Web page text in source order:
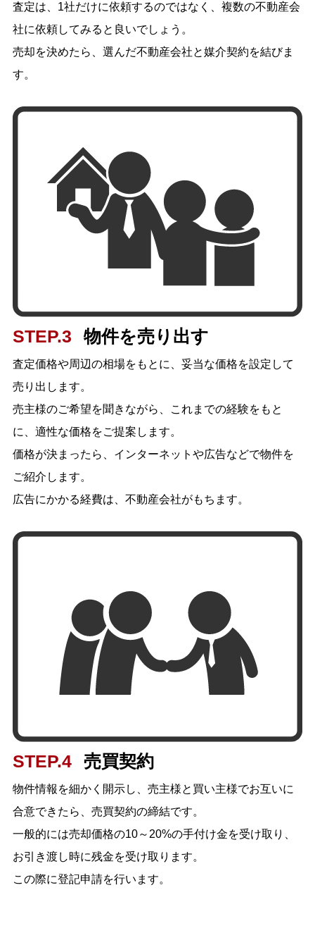
査定は、1社だけに依頼するのではなく、 複数の不動産会
社に依頼してみると良いでしょう。
売却を決めたら、選んだ不動産会社と媒介契約を結びま
す。
STEP.3 物件を売り出す
査定価格や周辺の相場をもとに、妥当な価格を設定して
売り出します。
売主様のご希望を聞きながら、これまでの経験をもと
に、適性な価格をご提案します。
価格が決まったら、インターネットや広告などで物件を
ご紹介します。
広告にかかる経費は、不動産会社がもちます。
STEP.4 売買契約
物件情報を細かく開示し、売主様と買い主様でお互いに
合意できたら、 売買契約の締結です。
一般的には売却価格の10～20%の手付け金を受け取り、
お引き渡し時に残金を受け取ります。
この際に登記申請を行います。